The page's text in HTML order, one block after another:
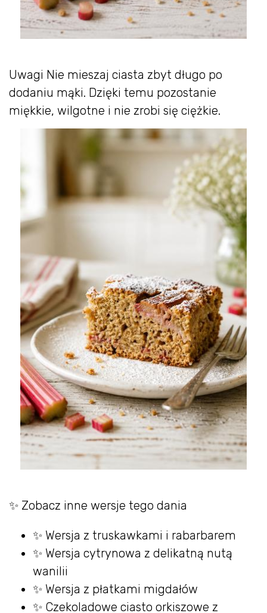
Uwagi Nie mieszaj ciasta zbyt długo po
dodaniu mąki. Dzięki temu pozostanie
miękkie, wilgotne i nie zrobi się ciężkie.
✨ Zobacz inne wersje tego dania
✨ Wersja z truskawkami i rabarbarem
✨ Wersja cytrynowa z delikatną nutą
wanilii
✨ Wersja z płatkami migdałów
✨ Czekoladowe ciasto orkiszowe z